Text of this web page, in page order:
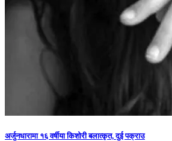
अर्जुनधारामा १६ वर्षीया किशोरी बलात्कृत, दुई पक्राउ